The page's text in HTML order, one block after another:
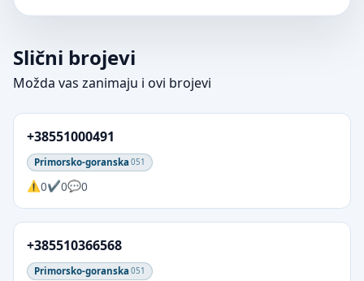
Slični brojevi
Možda vas zanimaju i ovi brojevi
+38551000491
Primorsko-goranska 051
0 0 0
+385510366568
Primorsko-goranska 051